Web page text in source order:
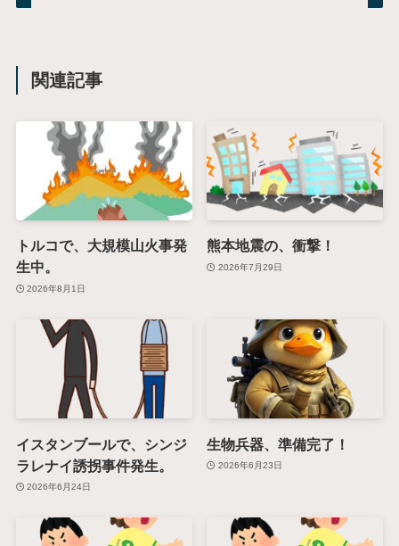
関連記事
トルコで、大規模山火事発
生中。
2026年8月1日
熊本地震の、衝撃！
2026年7月29日
イスタンブールで、シンジ
ラレナイ誘拐事件発生。
2026年6月24日
生物兵器、準備完了！
2026年6月23日